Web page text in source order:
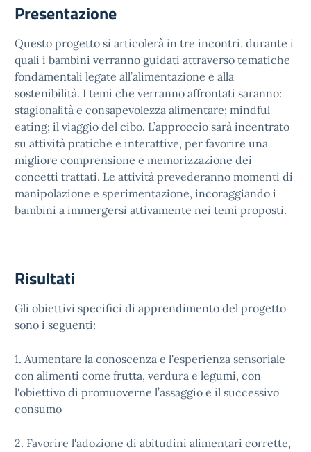
Presentazione
Questo progetto si articolerà in tre incontri, durante i
quali i bambini verranno guidati attraverso tematiche
fondamentali legate all’alimentazione e alla
sostenibilità. I temi che verranno affrontati saranno:
stagionalità e consapevolezza alimentare; mindful
eating; il viaggio del cibo. L’approccio sarà incentrato
su attività pratiche e interattive, per favorire una
migliore comprensione e memorizzazione dei
concetti trattati. Le attività prevederanno momenti di
manipolazione e sperimentazione, incoraggiando i
bambini a immergersi attivamente nei temi proposti.
Risultati
Gli obiettivi specifici di apprendimento del progetto
sono i seguenti:
1. Aumentare la conoscenza e l'esperienza sensoriale
con alimenti come frutta, verdura e legumi, con
l'obiettivo di promuoverne l’assaggio e il successivo
consumo
2. Favorire l'adozione di abitudini alimentari corrette,